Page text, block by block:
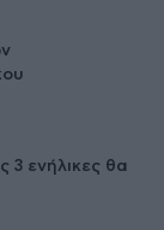
3 ενήλικες θα